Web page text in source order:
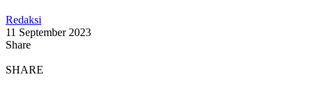
Redaksi
11 September 2023
Share
SHARE